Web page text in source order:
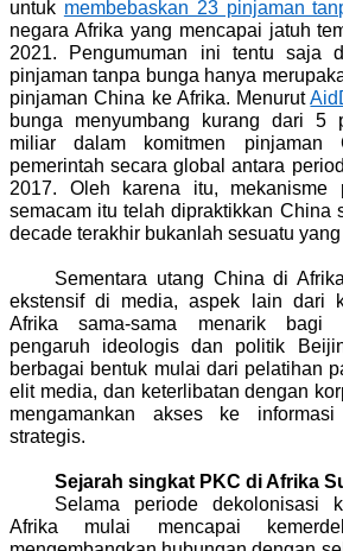
untuk membebaskan 23 pinjaman
negara Afrika yang mencapai jatuh
2021. Pengumuman ini tentu saja
pinjaman tanpa bunga hanya
pinjaman China ke Afrika. Menurut
bunga menyumbang kurang dari 5
miliar dalam komitmen pinjaman
pemerintah secara global antara
2017. Oleh karena itu, mekanisme
semacam itu telah dipraktikkan China
decade terakhir bukanlah sesuatu
Sementara utang China di
ekstensif di media, aspek lain dari
Afrika sama-sama menarik bagi
pengaruh ideologis dan politik
berbagai bentuk mulai dari pelatihan
elit media, dan keterlibatan dengan
mengamankan akses ke
strategis.
Sejarah singkat PKC di Afrika
Selama periode dekolonisasi
Afrika mulai mencapai